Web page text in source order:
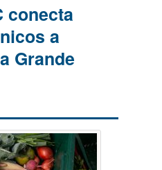
conecta
a
Grande